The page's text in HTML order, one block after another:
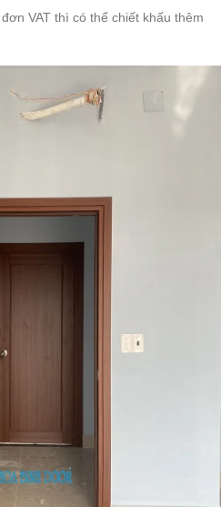
VAT thì có thể chiết khấu thêm